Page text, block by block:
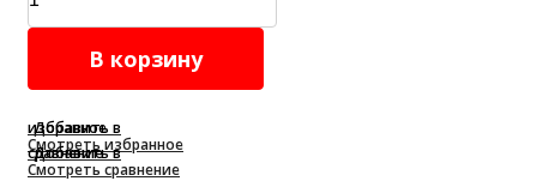
XNX
quantityВ корзину
Добавить в избранное
Смотреть избранное
Добавить в сравнение
Смотреть сравнение